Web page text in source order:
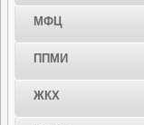
МФЦ
ППМИ
ЖКХ